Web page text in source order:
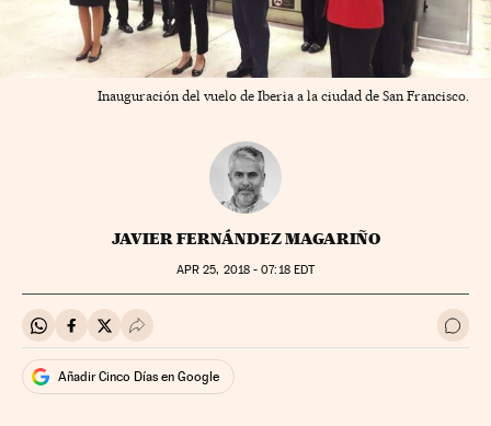
Inauguración del vuelo de Iberia a la ciudad de San Francisco.
JAVIER FERNÁNDEZ MAGARIÑO
APR 25, 2018 - 07:18EDT
Compartir en Whatsapp
Compartir en Facebook
Compartir en Twitter
Desplegar Redes Sociales Ir a
Añadir Cinco Días en Google